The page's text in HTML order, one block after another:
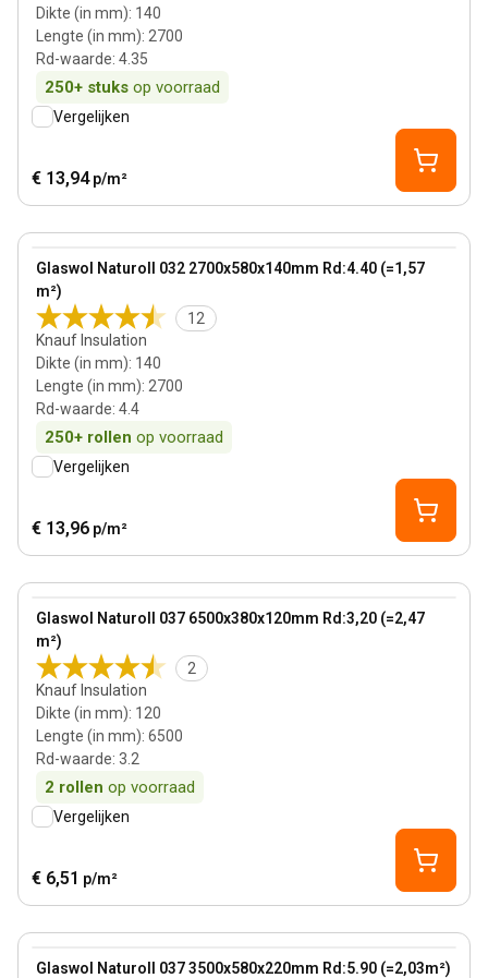
Dikte (in mm): 140
Lengte (in mm): 2700
Rd-waarde: 4.35
250+ stuks op voorraad
Vergelijken
€ 13,94 p/m²
Glaswol Naturoll 032 2700x580x140mm Rd:4.40 (=1,57
m²)
12
Knauf Insulation
Dikte (in mm): 140
Lengte (in mm): 2700
Rd-waarde: 4.4
250+ rollen op voorraad
View product
Vergelijken
€ 13,96 p/m²
Glaswol Naturoll 037 6500x380x120mm Rd:3,20 (=2,47
m²)
2
Knauf Insulation
Dikte (in mm): 120
Lengte (in mm): 6500
Rd-waarde: 3.2
2 rollen op voorraad
View product
Vergelijken
€ 6,51 p/m²
Glaswol Naturoll 037 3500x580x220mm Rd:5.90 (=2,03m²)
View product